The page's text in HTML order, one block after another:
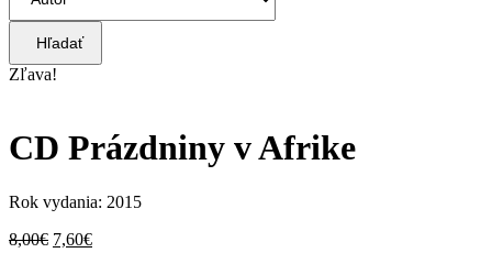
Hľadať
Zľava!
CD Prázdniny v Afrike
Rok vydania: 2015
8,00€ Pôvodná
7,60€Aktuálna